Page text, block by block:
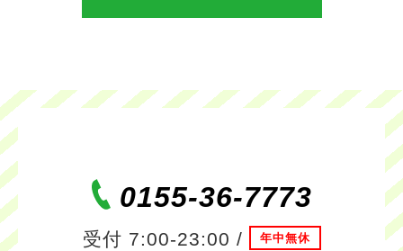
0155-36-7773
受付 7:00-23:00 / 年中無休